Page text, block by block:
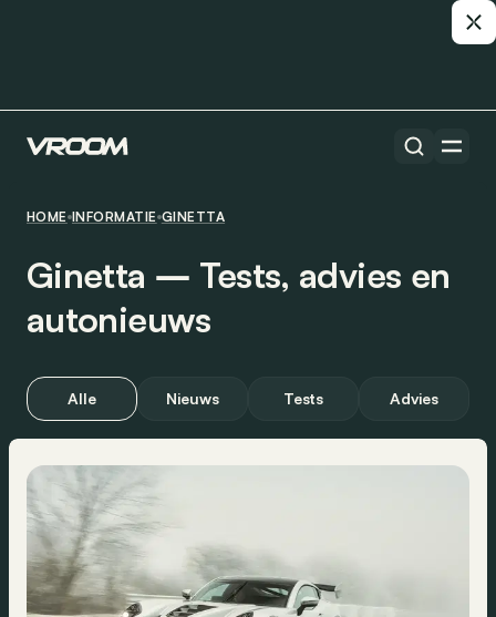
HOME INFORMATIE GINETTA
Ginetta ― Tests, advies en
autonieuws
Alle Nieuws Tests Advies